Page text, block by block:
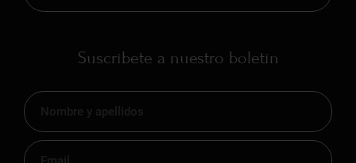
Suscríbete a nuestro boletín